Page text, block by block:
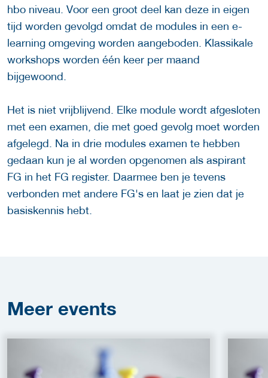
hbo niveau. Voor een groot deel kan deze in eigen
tijd worden gevolgd omdat de modules in een e-
learning omgeving worden aangeboden. Klassikale
workshops worden één keer per maand
bijgewoond.
Het is niet vrijblijvend. Elke module wordt afgesloten
met een examen, die met goed gevolg moet worden
afgelegd. Na in drie modules examen te hebben
gedaan kun je al worden opgenomen als aspirant
FG in het FG register. Daarmee ben je tevens
verbonden met andere FG's en laat je zien dat je
basiskennis hebt.
Meer events